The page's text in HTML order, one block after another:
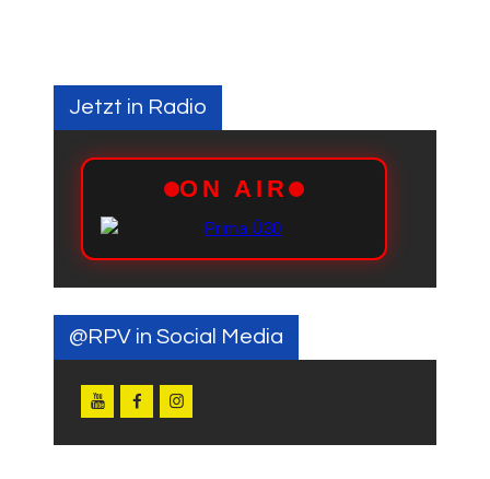
Jetzt in Radio
@RPV in Social Media